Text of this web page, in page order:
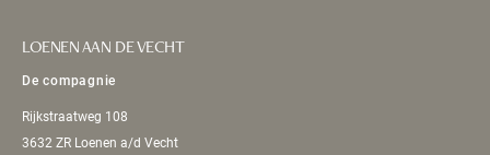
LOENEN AAN DE VECHT
De compagnie
Rijkstraatweg 108
3632 ZR Loenen a/d Vecht